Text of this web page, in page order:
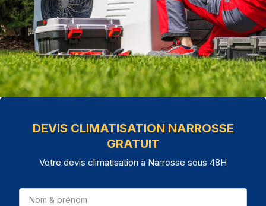
DEVIS CLIMATISATION NARROSSE
GRATUIT
Votre devis climatisation à Narrosse sous 48H